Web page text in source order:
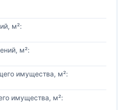
м²:
м²:
имущества, м²:
имущества, м²: